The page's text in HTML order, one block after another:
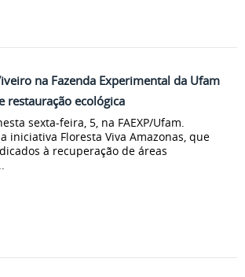
na Fazenda Experimental da Ufam
restauração ecológica
sexta-feira, 5, na FAEXP/Ufam.
iniciativa Floresta Viva Amazonas, que
à recuperação de áreas